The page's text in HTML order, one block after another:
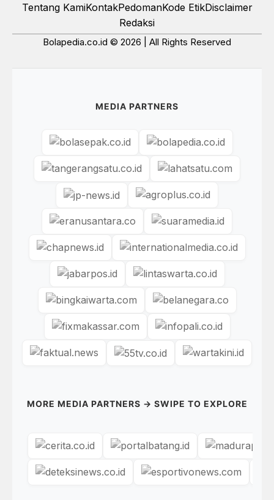
Tentang KamiKontakPedomanKode EtikDisclaimer
Redaksi
Bolapedia.co.id © 2026 | All Rights Reserved
MEDIA PARTNERS
MORE MEDIA PARTNERS → SWIPE TO EXPLORE